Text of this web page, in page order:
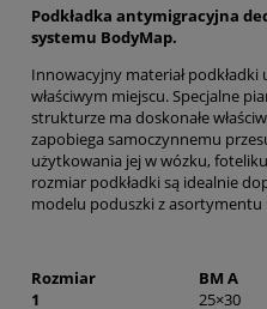
Podkładka antymigracyjna
systemu BodyMap.
Innowacyjny materiał
właściwym miejscu. Specjalne
strukturze ma doskonałe
zapobiega samoczynnemu
użytkowania jej w wózku,
rozmiar podkładki są idealnie
modelu poduszki z asortymentu
Rozmiar BM A
1
25×30